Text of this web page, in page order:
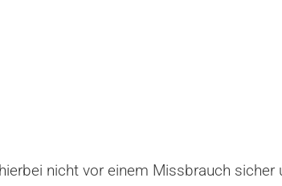
nicht vor einem Missbrauch sicher